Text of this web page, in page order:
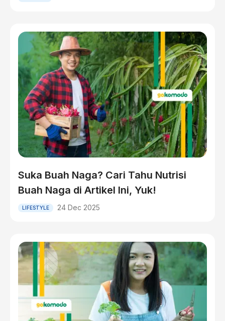
Suka Buah Naga? Cari Tahu Nutrisi
Buah Naga di Artikel Ini, Yuk!
LIFESTYLE 24 Dec 2025